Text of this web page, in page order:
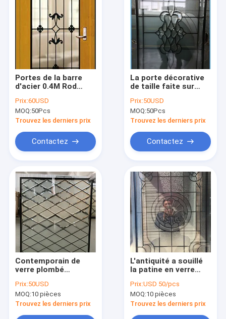
Portes de la barre
d'acier 0.4M Rod
Glass de 10 X de
10MM
Prix:60USD
MOQ:50Pcs
Trouvez les derniers prix
Contactez
La porte décorative
de taille faite sur
Caming plombé noir
en verre pour le salon
Prix:50USD
MOQ:50Pcs
Trouvez les derniers prix
Contactez
Contemporain de
verre plombé
gravé à l'eau-forte
acide de 25.4MM
pour les portes
Prix:50USD
MOQ:10 pièces
Trouvez les derniers prix
L'antiquité a souillé
la patine en verre
Caming avec la colle
Chip Beveled Glass
Prix:USD 50/pcs
MOQ:10 pièces
Trouvez les derniers prix